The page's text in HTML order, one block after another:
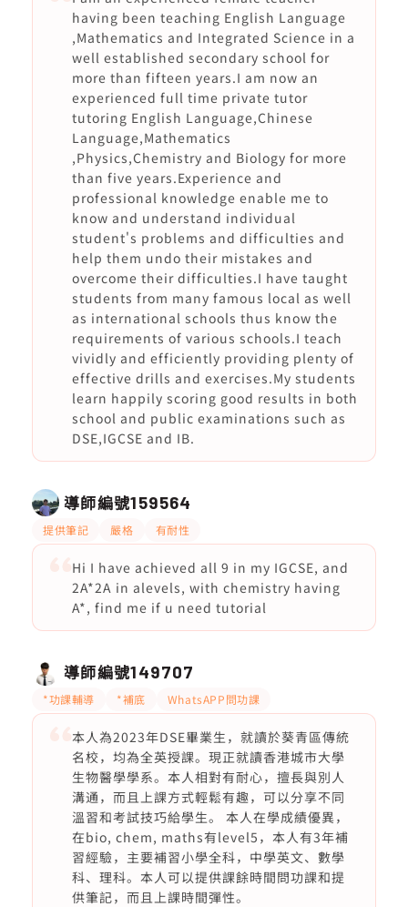
having been teaching English Language
,Mathematics and Integrated Science in a
well established secondary school for
more than fifteen years.I am now an
experienced full time private tutor
tutoring English Language,Chinese
Language,Mathematics
,Physics,Chemistry and Biology for more
than five years.Experience and
professional knowledge enable me to
know and understand individual
student's problems and difficulties and
help them undo their mistakes and
overcome their difficulties.I have taught
students from many famous local as well
as international schools thus know the
requirements of various schools.I teach
vividly and efficiently providing plenty of
effective drills and exercises.My students
learn happily scoring good results in both
school and public examinations such as
DSE,IGCSE and IB.
導師編號159564
提供筆記 嚴格 有耐性
Hi I have achieved all 9 in my IGCSE, and
2A*2A in alevels, with chemistry having
A*, find me if u need tutorial
導師編號149707
*功課輔導 *補底 WhatsAPP問功課
本人為2023年DSE畢業生，就讀於葵青區傳統
名校，均為全英授課。現正就讀香港城市大學
生物醫學學系。本人相對有耐心，擅長與別人
溝通，而且上課方式輕鬆有趣，可以分享不同
溫習和考試技巧給學生。 本人在學成績優異，
在bio, chem, maths有level5，本人有3年補
習經驗，主要補習小學全科，中學英文、數學
科、理科。本人可以提供課餘時間問功課和提
供筆記，而且上課時間彈性。